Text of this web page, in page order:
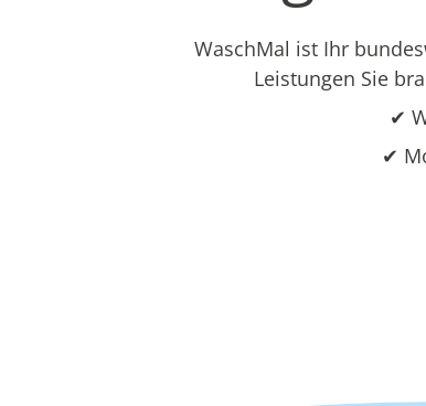
WaschMal ist Ihr
Leistungen Sie
✔
✔